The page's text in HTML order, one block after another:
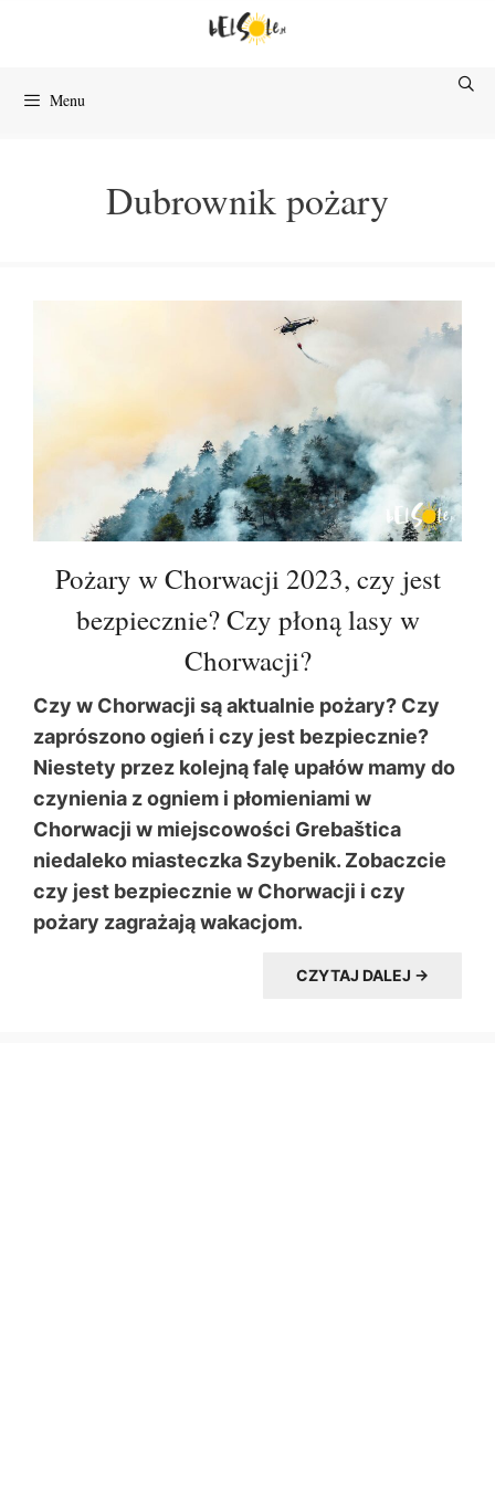
Menu
Dubrownik pożary
Pożary w Chorwacji 2023, czy jest
bezpiecznie? Czy płoną lasy w
Chorwacji?
Czy w Chorwacji są aktualnie pożary? Czy
zaprószono ogień i czy jest bezpiecznie?
Niestety przez kolejną falę upałów mamy do
czynienia z ogniem i płomieniami w
Chorwacji w miejscowości Grebaštica
niedaleko miasteczka Szybenik. Zobaczcie
czy jest bezpiecznie w Chorwacji i czy
pożary zagrażają wakacjom.
CZYTAJ DALEJ →